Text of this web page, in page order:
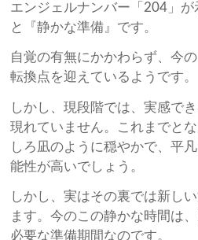
エンジェルナンバー「204」が
と『静かな準備』です。
自覚の有無にかかわらず、今
転換点を迎えているようです。
しかし、現段階では、実感で
現れていません。これまでと
しろ凪のように穏やかで、平
能性が高いでしょう。
しかし、実はその裏では新し
ます。今のこの静かな時間は
必要な準備期間なのです。